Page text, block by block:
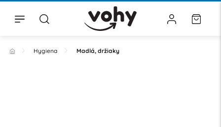
Hygiena Madlá, držiaky